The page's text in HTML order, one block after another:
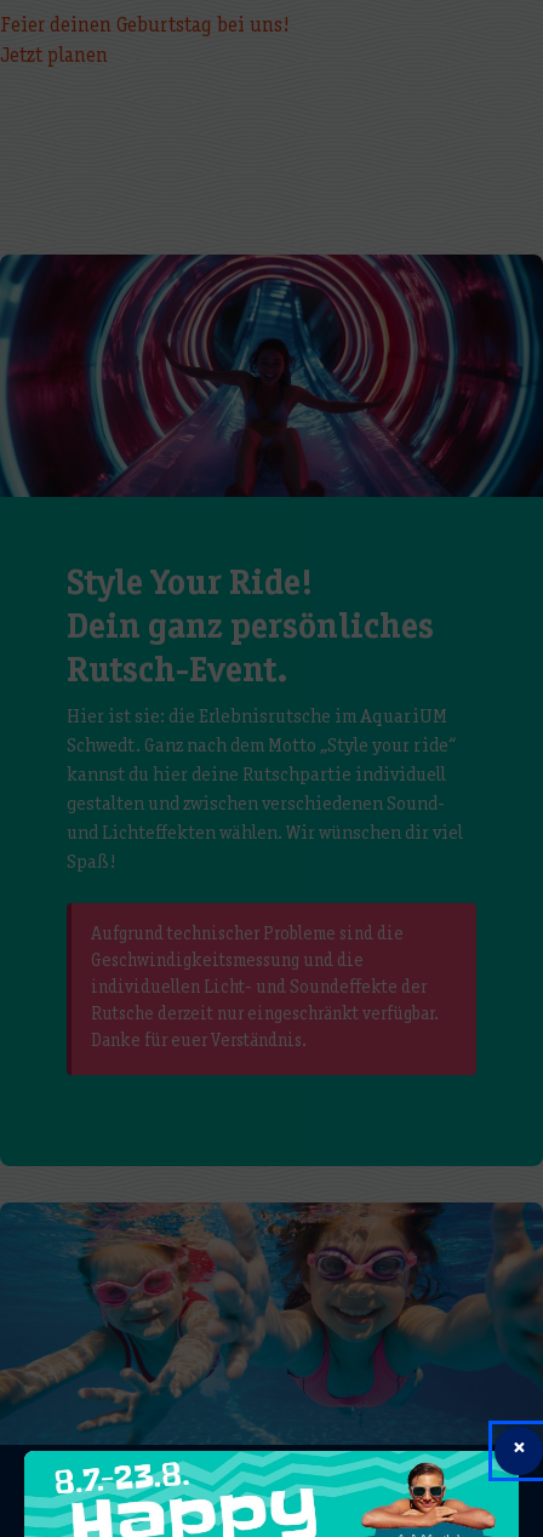
Feier deinen Geburtstag bei uns!
Jetzt planen
Style Your Ride!
Dein ganz persönliches
Rutsch-Event.
Hier ist sie: die Erlebnisrutsche im AquariUM
Schwedt. Ganz nach dem Motto „Style your ride“
kannst du hier deine Rutschpartie individuell
gestalten und zwischen verschiedenen Sound-
und Lichteffekten wählen. Wir wünschen dir viel
Spaß!
Aufgrund technischer Probleme sind die
Geschwindigkeitsmessung und die
individuellen Licht- und Soundeffekte der
Rutsche derzeit nur eingeschränkt verfügbar.
Danke für euer Verständnis.
Raus aus dem Alltag.
×